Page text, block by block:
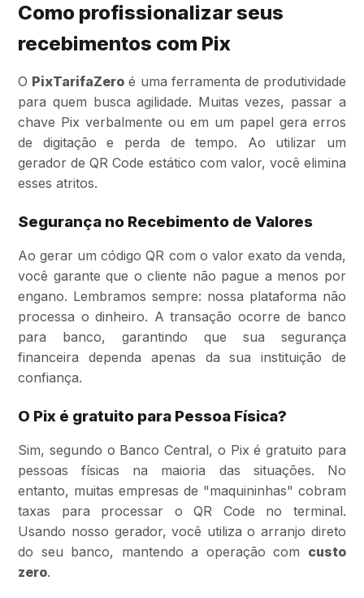
Como profissionalizar seus
recebimentos com Pix
O PixTarifaZero é uma ferramenta de produtividade
para quem busca agilidade. Muitas vezes, passar a
chave Pix verbalmente ou em um papel gera erros
de digitação e perda de tempo. Ao utilizar um
gerador de QR Code estático com valor, você elimina
esses atritos.
Segurança no Recebimento de Valores
Ao gerar um código QR com o valor exato da venda,
você garante que o cliente não pague a menos por
engano. Lembramos sempre: nossa plataforma não
processa o dinheiro. A transação ocorre de banco
para banco, garantindo que sua segurança
financeira dependa apenas da sua instituição de
confiança.
O Pix é gratuito para Pessoa Física?
Sim, segundo o Banco Central, o Pix é gratuito para
pessoas físicas na maioria das situações. No
entanto, muitas empresas de "maquininhas" cobram
taxas para processar o QR Code no terminal.
Usando nosso gerador, você utiliza o arranjo direto
do seu banco, mantendo a operação com custo
zero.